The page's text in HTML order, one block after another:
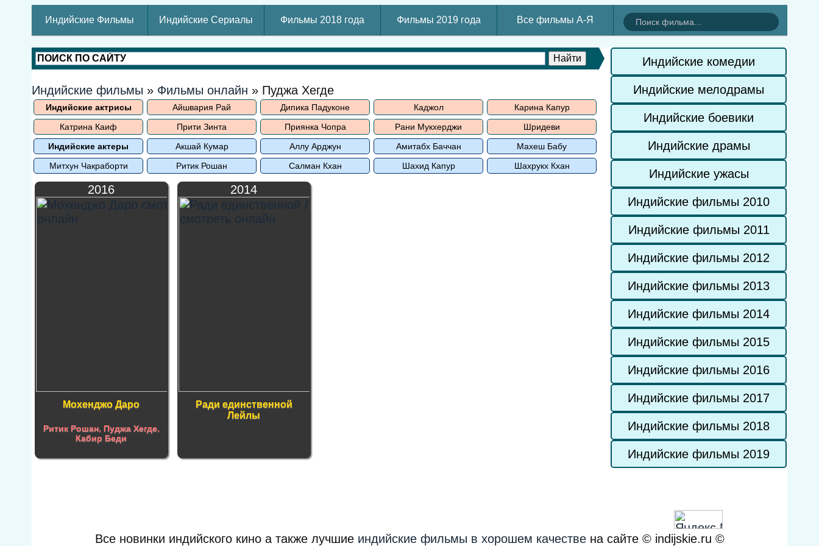
Индийские Фильмы Индийские Сериалы Фильмы 2018 года Фильмы 2019 года Все фильмы А-Я
Индийские фильмы » Фильмы онлайн » Пуджа Хегде
Индийские актрисы Айшвария Рай Дипика Падуконе Каджол
Карина Капур
Катрина Каиф
Прити Зинта Приянка Чопра Рани Мукхерджи
Шридеви
Индийские актеры
Акшай Кумар Аллу Арджун Амитабх Баччан
Махеш Бабу
Митхун Чакраборти
Ритик Рошан Салман Кхан Шахид Капур Шахрукх Кхан
2016
Мохенджо Даро
Ритик Рошан, Пуджа Хегде,
Кабир Беди
2014
Ради единственной
Лейлы
Индийские комедии
Индийские мелодрамы
Индийские боевики
Индийские драмы
Индийские ужасы
Индийские фильмы 2010
Индийские фильмы 2011
Индийские фильмы 2012
Индийские фильмы 2013
Индийские фильмы 2014
Индийские фильмы 2015
Индийские фильмы 2016
Индийские фильмы 2017
Индийские фильмы 2018
Индийские фильмы 2019
Все новинки индийского кино а также лучшие индийские фильмы в хорошем качествена сайте © indijskie.ru ©